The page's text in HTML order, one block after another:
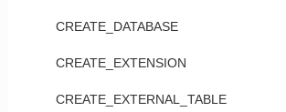
CREATE_DATABASE
CREATE_EXTENSION
CREATE_EXTERNAL_TABLE